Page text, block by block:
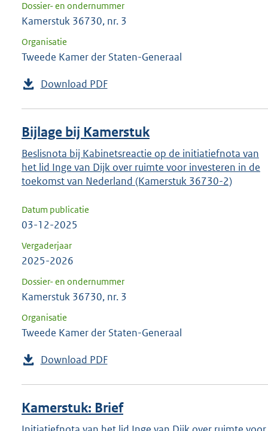
Dossier- en ondernummer
Kamerstuk 36730, nr. 3
Organisatie
Tweede Kamer der Staten-Generaal
Download PDF
Bijlage bij Kamerstuk
Beslisnota bij Kabinetsreactie op de initiatiefnota van
het lid Inge van Dijk over ruimte voor investeren in de
toekomst van Nederland (Kamerstuk 36730-2)
Datum publicatie
03-12-2025
Vergaderjaar
2025-2026
Dossier- en ondernummer
Kamerstuk 36730, nr. 3
Organisatie
Tweede Kamer der Staten-Generaal
Download PDF
Kamerstuk: Brief